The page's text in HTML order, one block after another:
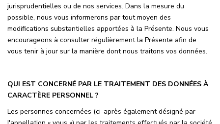
jurisprudentielles ou de nos services. Dans la mesure du
possible, nous vous informerons par tout moyen des
modifications substantielles apportées à la Présente. Nous vous
encourageons à consulter régulièrement la Présente afin de
vous tenir à jour sur la manière dont nous traitons vos données.
QUI EST CONCERNÉ PAR LE TRAITEMENT DES DONNÉES À
CARACTÈRE PERSONNEL ?
Les personnes concernées (ci-après également désigné par